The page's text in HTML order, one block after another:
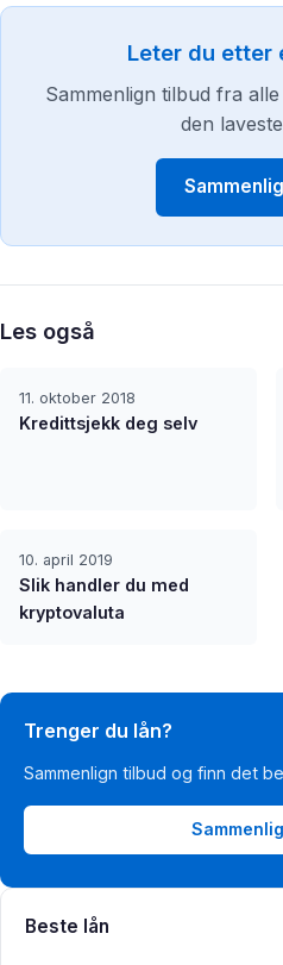
Leter du etter
Sammenlign tilbud fra
den
Les også
11. oktober 2018
Kredittsjekk deg selv
10. april 2019
Slik handler du med
kryptovaluta
Trenger du lån?
Sammenlign tilbud og finn det
Beste lån